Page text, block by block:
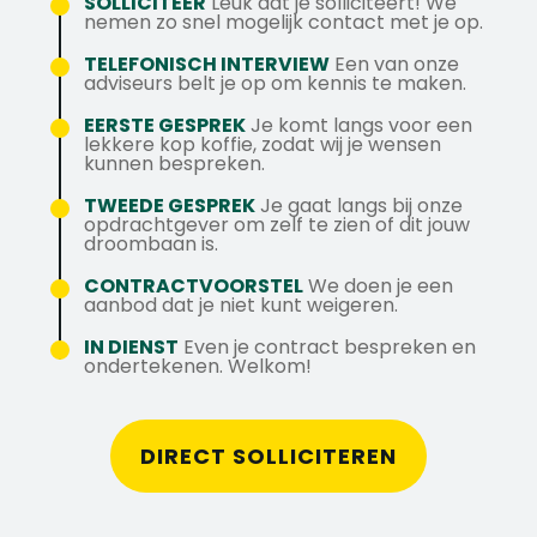
Je bent in het bezit van een rijbewijs B.
VCA-certificaat of bereid deze te behalen.
Uitgebreide opleidings- en
ontwikkelingsmogelijkheden.
Goede toeslagen voor storingsdiensten.
Uitzicht op een vast dienstverband bij
wederzijdse tevredenheid.
Klinkt deze functie interessant voor jou?
Solliciteer dan direct! Wil je meer weten
over deze vacature? Bel dan Tim op 06
435 644 89 - of Whatsapp mogelijk
nemen zo snel mogelijk contact met je op.
TELEFONISCH INTERVIEW Een van onze
adviseurs belt je op om kennis te maken.
EERSTE GESPREKJe komt langs voor een
lekkere kop koffie, zodat wij je wensen
kunnen bespreken.
TWEEDE GESPREKJe gaat langs bij onze
opdrachtgever om zelf te zien of dit jouw
droombaan is.
CONTRACTVOORSTELWe doen je een
aanbod dat je niet kunt weigeren.
IN DIENST Even je contract bespreken en
ondertekenen. Welkom!
DIRECT SOLLICITEREN